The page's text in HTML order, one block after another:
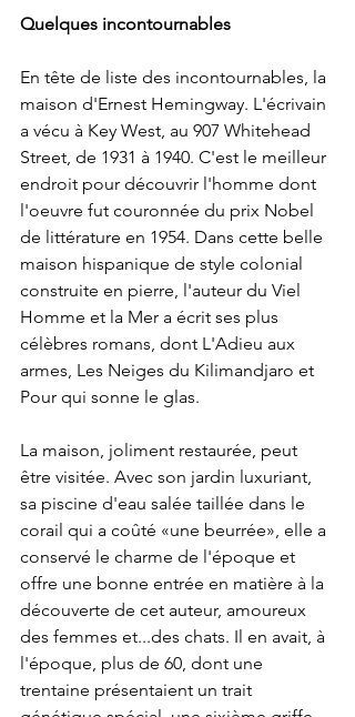
Quelques incontournables
En tête de liste des incontournables, la
maison d'Ernest Hemingway. L'écrivain
a vécu à Key West, au 907 Whitehead
Street, de 1931 à 1940. C'est le meilleur
endroit pour découvrir l'homme dont
l'oeuvre fut couronnée du prix Nobel
de littérature en 1954. Dans cette belle
maison hispanique de style colonial
construite en pierre, l'auteur du Viel
Homme et la Mer a écrit ses plus
célèbres romans, dont L'Adieu aux
armes, Les Neiges du Kilimandjaro et
Pour qui sonne le glas.
La maison, joliment restaurée, peut
être visitée. Avec son jardin luxuriant,
sa piscine d'eau salée taillée dans le
corail qui a coûté «une beurrée», elle a
conservé le charme de l'époque et
offre une bonne entrée en matière à la
découverte de cet auteur, amoureux
des femmes et...des chats. Il en avait, à
l'époque, plus de 60, dont une
trentaine présentaient un trait